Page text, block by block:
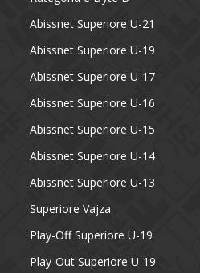
Abissnet Superiore U-21
Abissnet Superiore U-19
Abissnet Superiore U-17
Abissnet Superiore U-16
Abissnet Superiore U-15
Abissnet Superiore U-14
Abissnet Superiore U-13
Superiore Vajza
Play-Off Superiore U-19
Play-Out Superiore U-19